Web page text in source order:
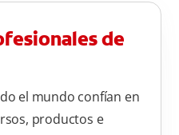
de
el mundo confían en
productos e